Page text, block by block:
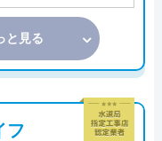
と見る
フ